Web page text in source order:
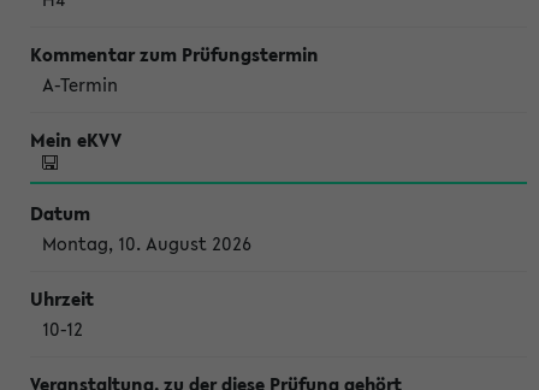
A-Termin
Montag, 10. August 2026
10-12